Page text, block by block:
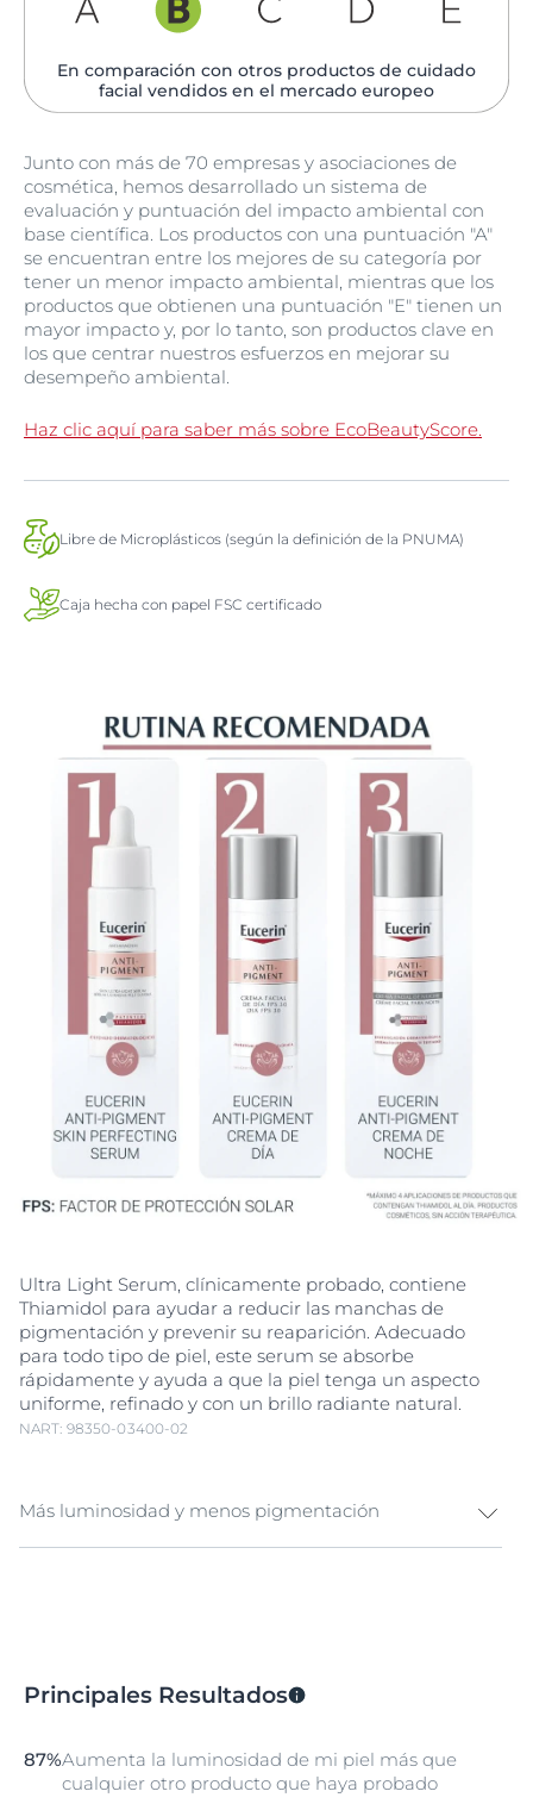
En comparación con otros productos de cuidado
facial vendidos en el mercado europeo
Junto con más de 70 empresas y asociaciones de
cosmética, hemos desarrollado un sistema de
evaluación y puntuación del impacto ambiental con
base científica. Los productos con una puntuación "A"
se encuentran entre los mejores de su categoría por
tener un menor impacto ambiental, mientras que los
productos que obtienen una puntuación "E" tienen un
mayor impacto y, por lo tanto, son productos clave en
los que centrar nuestros esfuerzos en mejorar su
desempeño ambiental.
Haz clic aquí para saber más sobre EcoBeautyScore.
Libre de Microplásticos (según la definición de la PNUMA)
Caja hecha con papel FSC certificado
Ultra Light Serum, clínicamente probado, contiene
Thiamidol para ayudar a reducir las manchas de
pigmentación y prevenir su reaparición. Adecuado
para todo tipo de piel, este serum se absorbe
rápidamente y ayuda a que la piel tenga un aspecto
uniforme, refinado y con un brillo radiante natural.
NART: 98350-03400-02
Más luminosidad y menos pigmentación
hiperpigmentaciónaparece en forma de manchas
como manchas solares) que hacen que la piel tenga
un aspecto desigual.
Principales Resultados
87%Aumenta la luminosidad de mi piel más que
cualquier otro producto que haya probado